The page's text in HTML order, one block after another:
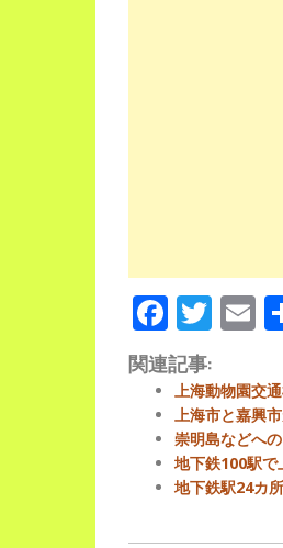
関連記事:
上海動物園交
上海市と嘉興
崇明島などへ
地下鉄100駅で
地下鉄駅24カ